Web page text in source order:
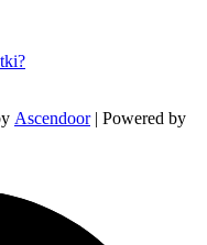
Ascendoor| Powered by